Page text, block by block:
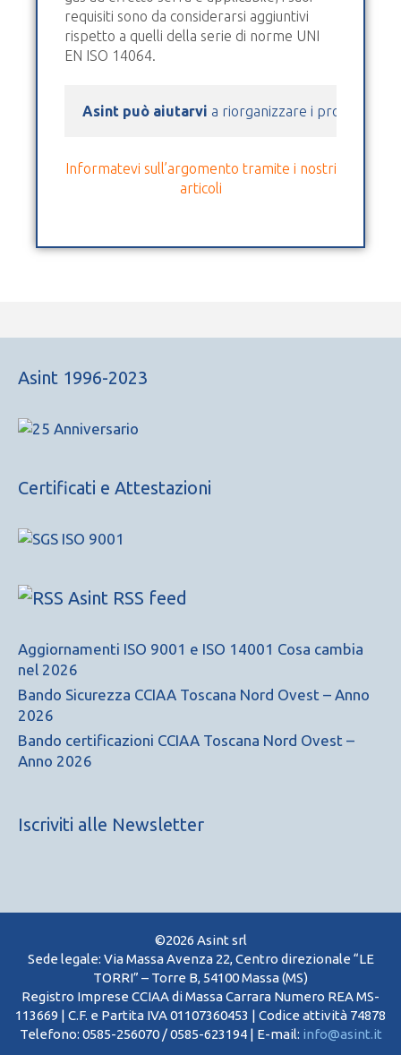
requisiti sono da considerarsi aggiuntivi
rispetto a quelli della serie di norme UNI
EN ISO 14064.
Asint può aiutarvi a riorganizzare i processi
Informatevi sull’argomento tramite i nostri
articoli
Asint 1996-2023
Certificati e Attestazioni
Asint RSS feed
Aggiornamenti ISO 9001 e ISO 14001 Cosa cambia
nel 2026
Bando Sicurezza CCIAA Toscana Nord Ovest – Anno
2026
Bando certificazioni CCIAA Toscana Nord Ovest –
Anno 2026
Iscriviti alle Newsletter
©2026 Asint srl
Sede legale: Via Massa Avenza 22, Centro direzionale “LE
TORRI” – Torre B, 54100 Massa (MS)
Registro Imprese CCIAA di Massa Carrara Numero REA MS-
113669 | C.F. e Partita IVA 01107360453 | Codice attività 74878
Telefono: 0585-256070 / 0585-623194 | E-mail: info@asint.it